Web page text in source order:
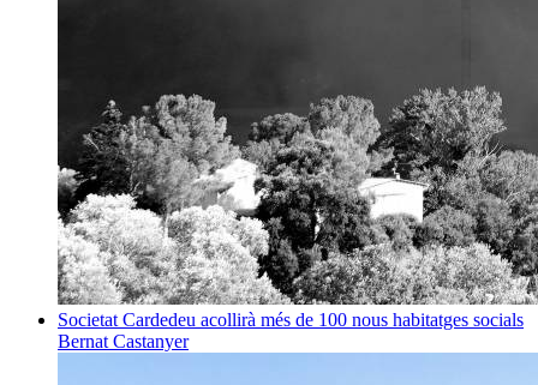
Societat Cardedeu acollirà més de 100 nous habitatges socials
Bernat Castanyer